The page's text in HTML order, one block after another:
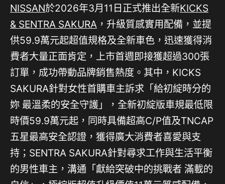
NISSAN於2026年3月11日正式推出全新KICKS
& SENTRA SAKURA ，升級質感實用配備，並提
供59.9萬元起超值規格及全新車色，迅速獲得消
費者大量正面肯定，上市首週即接獲超過300張
訂單，成功帶動品牌銷售熱度。其中，KICKS
SAKURA針對女性首購車主訴求「給初綻時分的
妳 最溫柔的安全守護」，全新初綻版車規最低限
時價59.9萬元起，同時具備超高C/P值及TNCAP
五星最高安全認證，獲得廣大消費者喜愛與支
持；SENTRA SAKURA針對尋求工作與生活平衡
的男性車主，溝通「獻給突破中的挑戰者 滿載的